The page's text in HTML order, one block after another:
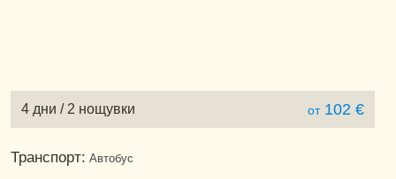
4 дни / 2 нощувки от102 €
Транспорт: Автобус